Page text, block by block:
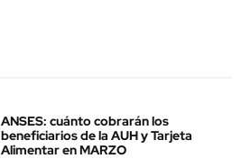
ANSES: cuánto cobrarán los
beneficiarios de la AUH y Tarjeta
Alimentar en MARZO